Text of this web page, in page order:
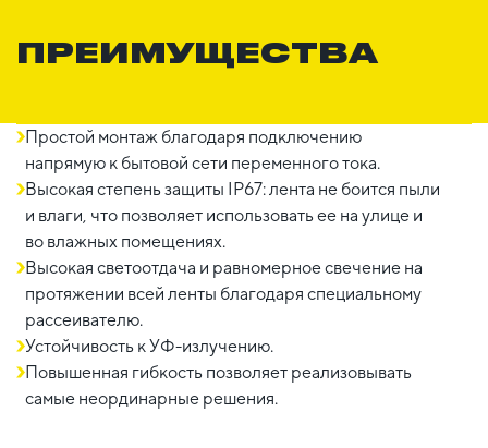
ПРЕИМУЩЕСТВА
Простой монтаж благодаря подключению
напрямую к бытовой сети переменного тока.
Высокая степень защиты IP67: лента не боится пыли
и влаги, что позволяет использовать ее на улице и
во влажных помещениях.
Высокая светоотдача и равномерное свечение на
протяжении всей ленты благодаря специальному
рассеивателю.
Устойчивость к УФ-излучению.
Повышенная гибкость позволяет реализовывать
самые неординарные решения.